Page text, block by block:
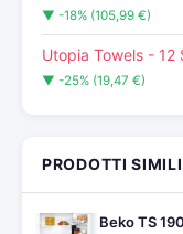
▼ -18% (105,99 €)
Utopia Towels -
▼ -25% (19,47 €)
PRODOTTI SIMILI
Beko TS